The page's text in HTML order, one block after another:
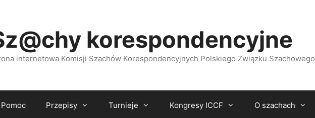
korespondencyjne
internetowa Komisji Szachów Korespondencyjnych Polskiego Związku Szachowego
Pomoc Przepisy Turnieje Kongresy ICCF O szachach